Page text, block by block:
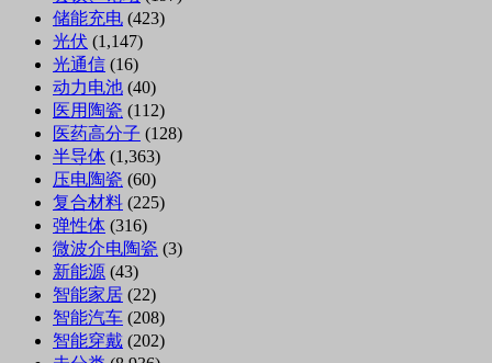
储能充电 (423)
光伏 (1,147)
光通信 (16)
动力电池 (40)
医用陶瓷 (112)
医药高分子 (128)
半导体 (1,363)
压电陶瓷 (60)
复合材料 (225)
弹性体 (316)
微波介电陶瓷 (3)
新能源 (43)
智能家居 (22)
智能汽车 (208)
智能穿戴 (202)